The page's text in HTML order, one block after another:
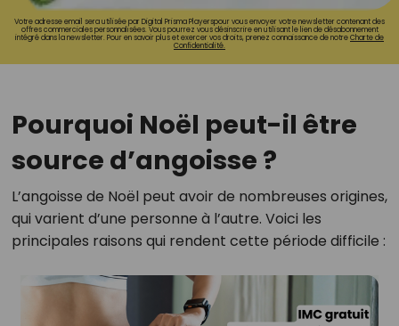
Votre adresse email sera utilisée par Digital Prisma Playerspour vous envoyer votre newsletter contenant des
offres commerciales personnalisées. Vous pourrez vous désinscrire en utilisant le lien de désabonnement
intégré dans la newsletter. Pour en savoir plus et exercer vos droits, prenez connaissance de notreCharte de
Confidentialité.
Pourquoi Noël peut-il être
source d’angoisse ?
L’angoisse de Noël peut avoir de nombreuses origines,
qui varient d’une personne à l’autre. Voici les
principales raisons qui rendent cette période difficile :